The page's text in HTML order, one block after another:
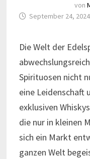
von
September 24, 2024
Die Welt der
Spirituosen nicht
eine Leidenschaft
exklusiven
die nur in kleinen
sich ein Markt
ganzen Welt